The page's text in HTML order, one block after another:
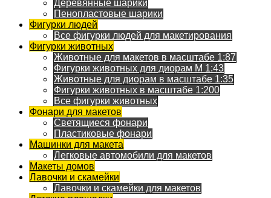
Деревянные шарики
Пенопластовые шарики
Фигурки людей
Все фигурки людей для макетирования
Фигурки животных
Животные для макетов в масштабе 1:87
Фигурки животных для диорам М 1:43
Животные для диорам в масштабе 1:35
Фигурки животных в масштабе 1:200
Все фигурки животных
Фонари для макетов
Светящиеся фонари
Пластиковые фонари
Машинки для макета
Легковые автомобили для макетов
Макеты домов
Лавочки и скамейки
Лавочки и скамейки для макетов